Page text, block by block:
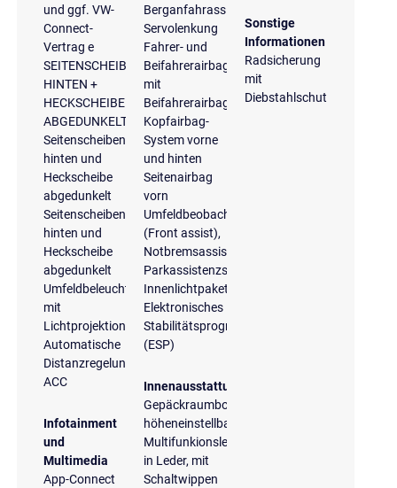
und ggf. VW-
Connect-
Vertrag e
SEITENSCHEIBEN
HINTEN +
HECKSCHEIBE
ABGEDUNKELT
Seitenscheiben
hinten und
Heckscheibe
abgedunkelt
Seitenscheiben
hinten und
Heckscheibe
abgedunkelt
Umfeldbeleuchtung
mit
Lichtprojektion
Automatische
Distanzregelung
ACC
Infotainment
und
Multimedia
App-Connect
Berganfahrassistent
Servolenkung
Fahrer- und
Beifahrerairbag
mit
Beifahrerairbagdeaktivierung
Kopfairbag-
System vorne
und hinten
Seitenairbag
vorn
Umfeldbeobachtungssystem
(Front assist),
Notbremsassistent
Parkassistenzsystem
Innenlichtpaket
Elektronisches
Stabilitätsprogramm
(ESP)
Innenausstattung
Gepäckraumboden
höheneinstellbar
Multifunkionslenkrad
in Leder, mit
Schaltwippen
Sonstige
Informationen
Radsicherung
mit
Diebstahlschutz